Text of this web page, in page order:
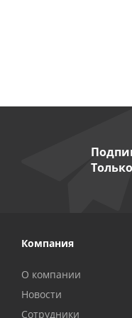
Компания
О компании
Новости
Сотрудники